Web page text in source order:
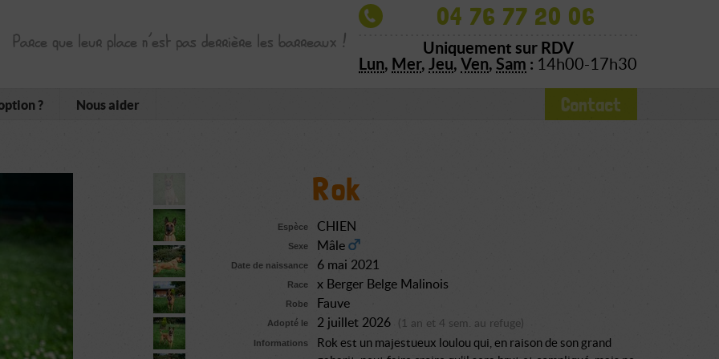
Parce que leur place n’est pas derrière les barreaux !
04 76 77 20 06
Uniquement sur RDV
Lun, Mer, Jeu, Ven, Sam : 14h00-17h30
? Nous aider Contact
Rok
Espèce CHIEN
Sexe Mâle
Date de naissance 6 mai 2021
Race x Berger Belge Malinois
Robe Fauve
Adopté le 2 juillet 2026 (1 an et 4 sem. au refuge)
Informations
Rok est un majestueux loulou qui, en raison de son grand